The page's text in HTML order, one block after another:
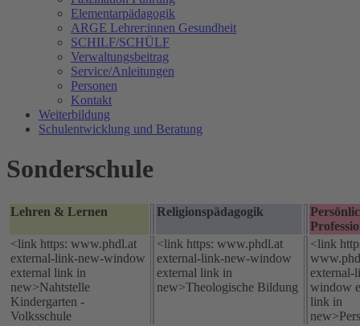
Elementarpädagogik
ARGE Lehrer:innen Gesundheit
SCHILF/SCHÜLF
Verwaltungsbeitrag
Service/Anleitungen
Personen
Kontakt
Weiterbildung
Schulentwicklung und Beratung
Sonderschule
Lehren & Lernen Religionspädagogik
<link https: www.phdl.at
external-link-new-window
external link in
new>Nahtstelle
Kindergarten -
Volksschule
<link https: www.phdl.at
external-link-new-window
external link in
new>Theologische Bildung
<link
external-
window
link in